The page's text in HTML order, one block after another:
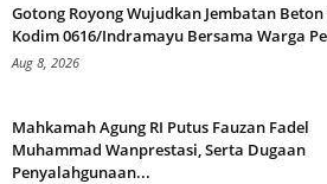
Gotong Royong Wujudkan Jembatan
Kodim 0616/Indramayu Bersama Warga
Aug 8, 2026
Mahkamah Agung RI Putus Fauzan Fadel
Muhammad Wanprestasi, Serta Dugaan
Penyalahgunaan...